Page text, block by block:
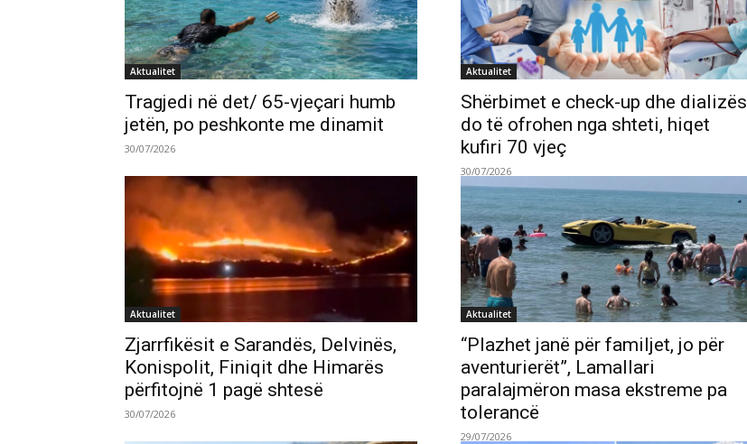
Aktualitet
Tragjedi në det/ 65-vjeçari humb
jetën, po peshkonte me dinamit
30/07/2026
Aktualitet
Shërbimet e check-up dhe dializës
do të ofrohen nga shteti, hiqet
kufiri 70 vjeç
30/07/2026
Aktualitet
Zjarrfikësit e Sarandës, Delvinës,
Konispolit, Finiqit dhe Himarës
përfitojnë 1 pagë shtesë
30/07/2026
Aktualitet
“Plazhet janë për familjet, jo për
aventurierët”, Lamallari
paralajmëron masa ekstreme pa
tolerancë
29/07/2026